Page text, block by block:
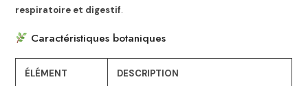
respiratoire et digestif.
Caractéristiques botaniques
ÉLÉMENT DESCRIPTION